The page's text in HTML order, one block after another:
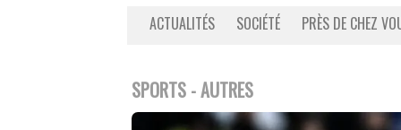
ACTUALITÉS SOCIÉTÉ PRÈS DE CHEZ
SPORTS - AUTRES